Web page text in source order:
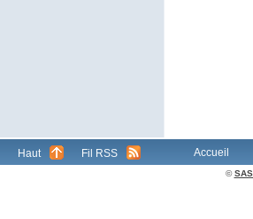
Haut Fil RSS Accueil
©